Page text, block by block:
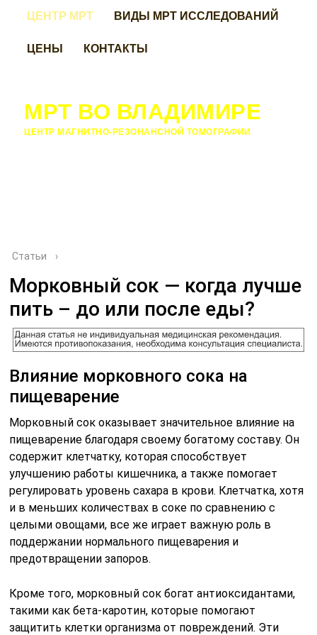
ЦЕНТР МРТ
ВИДЫ МРТ ИССЛЕДОВАНИЙ
ЦЕНЫ
КОНТАКТЫ
МРТ ВО ВЛАДИМИРЕ
ЦЕНТР МАГНИТНО-РЕЗОНАНСНОЙ ТОМОГРАФИИ
Статьи ›
Морковный сок — когда лучше
пить – до или после еды?
Влияние морковного сока на
пищеварение
Морковный сок оказывает значительное влияние на
пищеварение благодаря своему богатому составу. Он
содержит клетчатку, которая способствует
улучшению работы кишечника, а также помогает
регулировать уровень сахара в крови. Клетчатка, хотя
и в меньших количествах в соке по сравнению с
целыми овощами, все же играет важную роль в
поддержании нормального пищеварения и
предотвращении запоров.
Кроме того, морковный сок богат антиоксидантами,
такими как бета-каротин, которые помогают
защитить клетки организма от повреждений. Эти